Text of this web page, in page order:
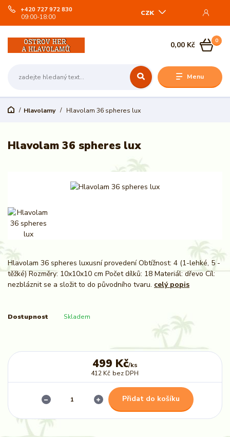
Menu
CZK
+420 727 972 830
09:00-18:00
0
0,00 Kč
Hlavolamy Hlavolam 36 spheres lux
Hlavolam 36 spheres lux
Hlavolam 36 spheres luxusní provedení Obtížnost: 4 (1-lehké, 5 -
těžké) Rozměry: 10x10x10 cm Počet dílků: 18 Materiál: dřevo Cíl:
nezbláznit se a složit to do původního tvaru. celý popis
Dostupnost Skladem
499 Kč/ks
412 Kč bez DPH
Přidat do košíku